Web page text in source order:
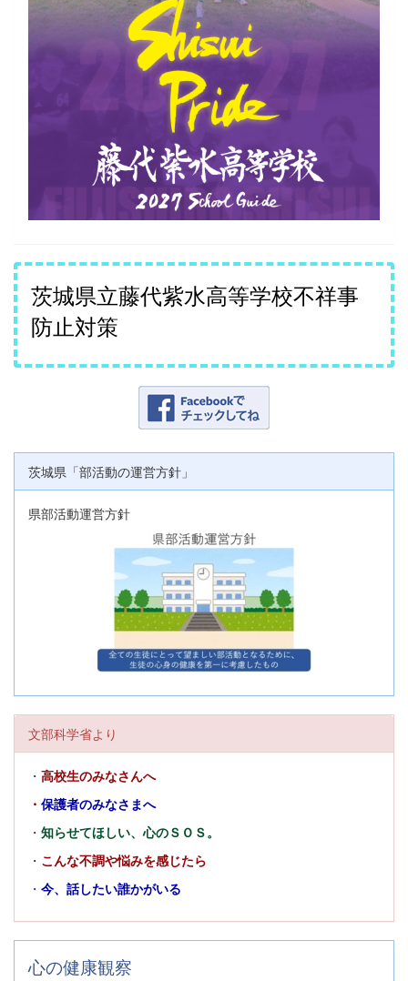
茨城県立藤代紫水高等学校不祥事
防止対策
茨城県「部活動の運営方針」
県部活動運営方針
文部科学省より
・ 高校生のみなさんへ
・ 保護者のみなさまへ
・ 知らせてほしい、心のＳＯＳ。
・ こんな不調や悩みを感じたら
・ 今、話したい誰かがいる
心の健康観察